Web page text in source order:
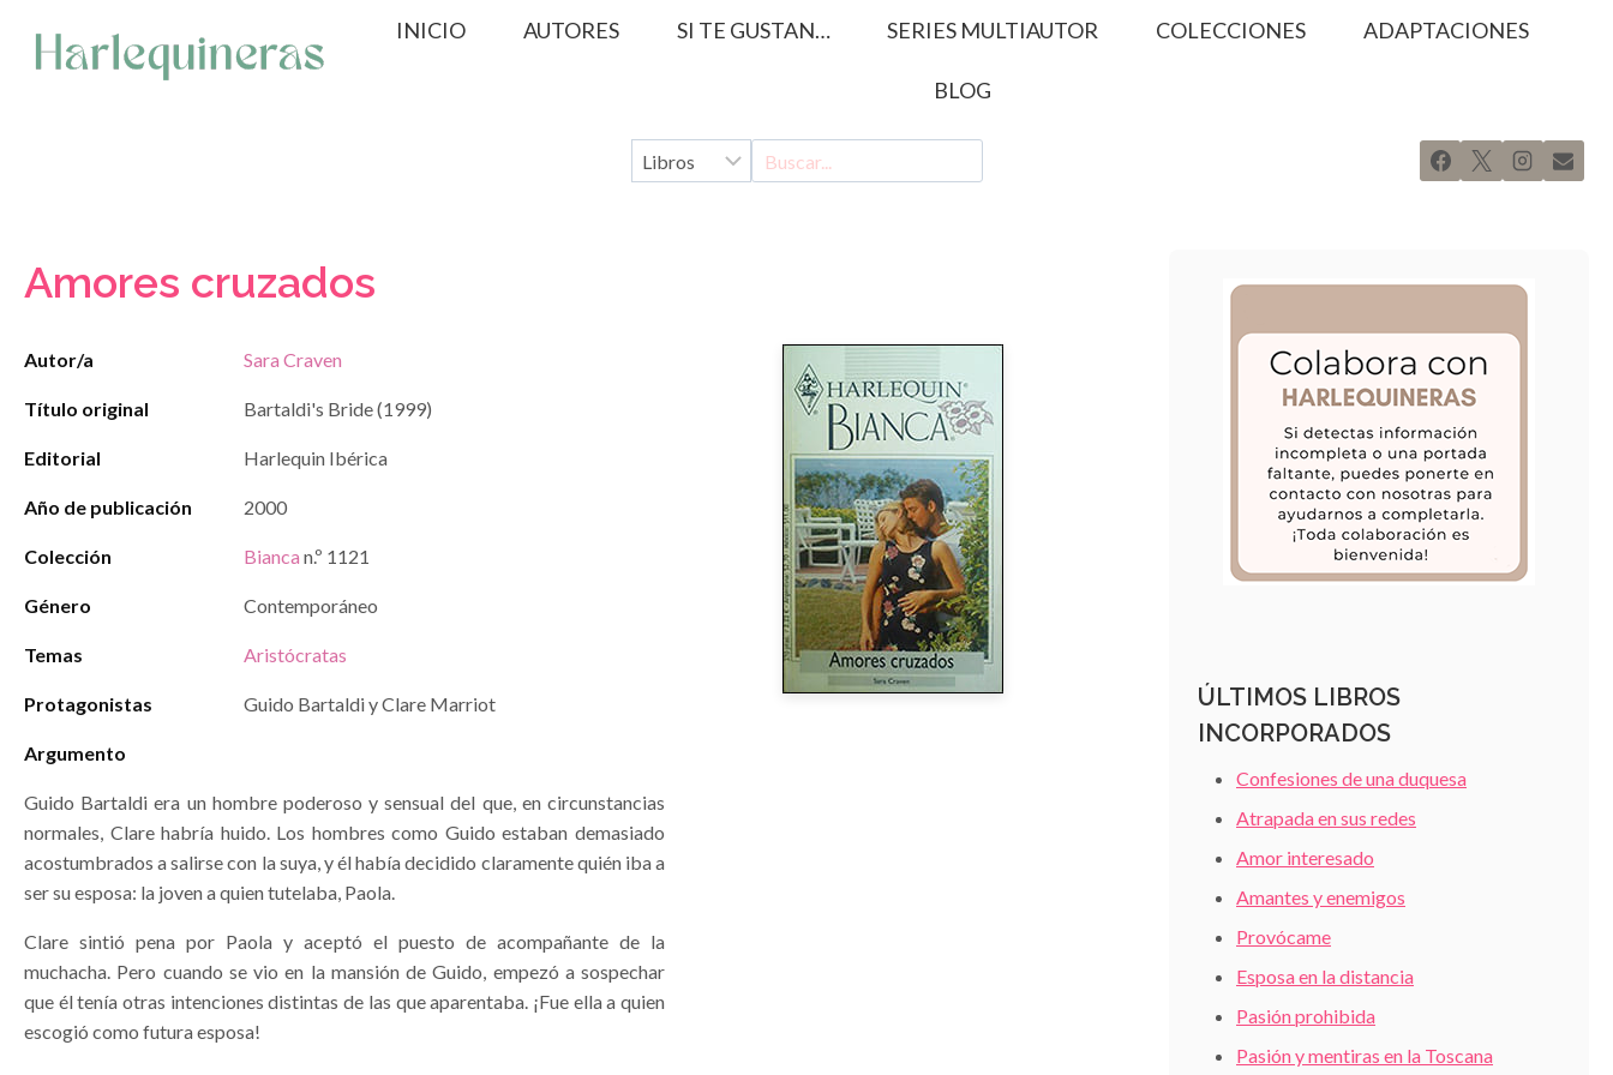
contenido
INICIO AUTORES SI TE GUSTAN… SERIES MULTIAUTOR COLECCIONES ADAPTACIONES
BLOG
Amores cruzados
Autor/a Sara Craven
Título original Bartaldi's Bride (1999)
Editorial Harlequin Ibérica
Año de publicación 2000
Colección Bianca n.º 1121
Género Contemporáneo
Temas Aristócratas
Protagonistas Guido Bartaldi y Clare Marriot
Argumento
Guido Bartaldi era un hombre poderoso y sensual del que, en circunstancias
normales, Clare habría huido. Los hombres como Guido estaban demasiado
acostumbrados a salirse con la suya, y él había decidido claramente quién iba a
ser su esposa: la joven a quien tutelaba, Paola.
Clare sintió pena por Paola y aceptó el puesto de acompañante de la
muchacha. Pero cuando se vio en la mansión de Guido, empezó a sospechar
que él tenía otras intenciones distintas de las que aparentaba. ¡Fue ella a quien
escogió como futura esposa!
ÚLTIMOS LIBROS
INCORPORADOS
Confesiones de una duquesa
Atrapada en sus redes
Amor interesado
Amantes y enemigos
Provócame
Esposa en la distancia
Pasión prohibida
Pasión y mentiras en la Toscana